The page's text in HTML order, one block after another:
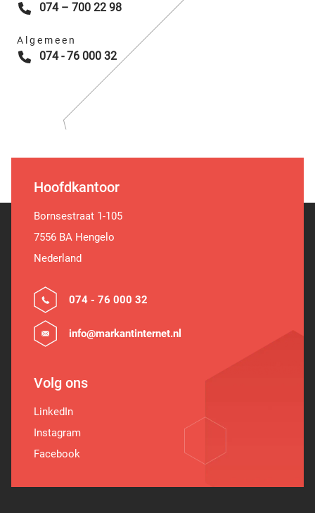
074 – 700 22 98
Algemeen
074 - 76 000 32
Hoofdkantoor
Bornsestraat 1-105
7556 BA Hengelo
Nederland
074 - 76 000 32
info@markantinternet.nl
Volg ons
LinkedIn
Instagram
Facebook